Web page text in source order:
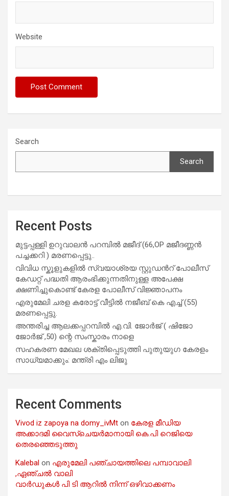
Website
Search
Search
Recent Posts
മുട്ടപ്പള്ളി ഉറുവാലൻ പറമ്പിൽ മജീദ് (66,OP മജീദണ്ണൻ
പച്ചക്കറി ) മരണപ്പെട്ടു..
വിവിധ സ്കൂളുകളില്‍ സ്വയാശ്രയ സ്റ്റുഡന്‍റ് പോലീസ്
കേഡറ്റ് പദ്ധതി ആരംഭിക്കുന്നതിനുള്ള അപേക്ഷ
ക്ഷണിച്ചുകൊണ്ട് കേരള പോലീസ് വിജ്ഞാപനം
എരുമേലി ചരള കരോട്ട് വീട്ടിൽ നജീബ് കെ എച്ച് (55)
മരണപ്പെട്ടു.
അന്തരിച്ച ആ​ല​ക്ക​പ്പ​റമ്പിൽ​ എ.​വി. ജോ​ർ​ജ് ( ഷിജോ
ജോർജ് ,50) ന്റെ സംസ്കാരം നാളെ
സഹകരണ മേഖല ശക്തിപ്പെടുത്തി പുതുയുഗ കേരളം
സാധ്യമാക്കും: മന്ത്രി എം ലിജു
Recent Comments
Vivod iz zapoya na domy_ivMt on കേരള മീഡിയ
അക്കാദമി വൈസ്ചെയർമാനായി കെ.പി റെജിയെ
തെരഞ്ഞെടുത്തു
Kalebal on എരുമേലി പഞ്ചായത്തിലെ പമ്പാവാലി
,ഏഞ്ചൽ വാലി
വാർഡുകൾ പി ടി ആറിൽ നിന്ന് ഒഴിവാക്കണം